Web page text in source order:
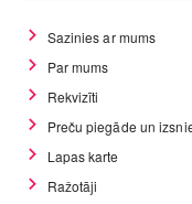
Sazinies ar mums
Par mums
Rekvizīti
Preču piegāde un
Lapas karte
Ražotāji